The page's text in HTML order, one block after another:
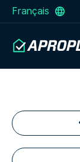
Français